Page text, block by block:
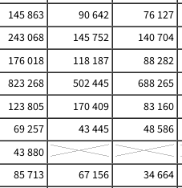
145 863 90 642 76 127
243 068 145 752 140 704
176 018 118 187 88 282
823 268 502 445 688 265
123 805 170 409 83 160
69 257 43 445 48 586
43 880
85 713 67 156 34 664